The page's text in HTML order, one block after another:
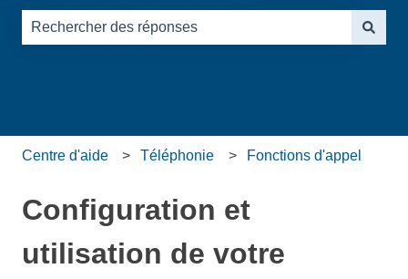
Centre d'aide Téléphonie Fonctions d'appel
Configuration et
utilisation de votre